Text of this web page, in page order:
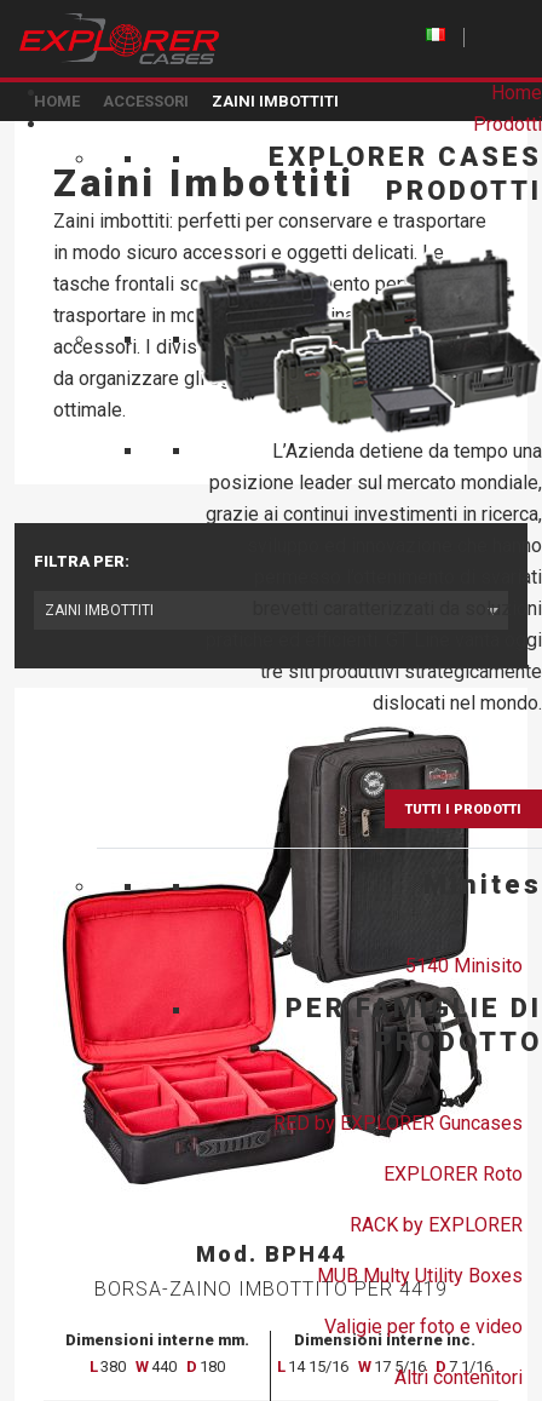
Home
Prodotti
EXPLORER CASES
PRODOTTI
L’Azienda detiene da tempo una
posizione leader sul mercato mondiale,
grazie ai continui investimenti in ricerca,
sviluppo ed innovazione che hanno
permesso l’ottenimento di svariati
brevetti caratterizzati da soluzioni
pratiche ed efficienti. GT Line vanta oggi
tre siti produttivi strategicamente
dislocati nel mondo.
TUTTI I PRODOTTI
Minites
5140 Minisito
PER FAMIGLIE DI
PRODOTTO
RED by EXPLORER Guncases
EXPLORER Roto
RACK by EXPLORER
MUB Multy Utility Boxes
Valigie per foto e video
Altri contenitori
HOME ACCESSORI ZAINI IMBOTTITI
Zaini Imbottiti
Zaini imbottiti: perfetti per conservare e trasportare
in modo sicuro accessori e oggetti delicati. Le
tasche frontali sono un alloggiamento perfetto per
trasportare in modo stabile e ordinato tablet e
accessori. I divisori interni sono regolabili, in modo
da organizzare gli oggetti contenuti in modo
ottimale.
FILTRA PER:
Mod. BPH44
BORSA-ZAINO IMBOTTITO PER 4419
Dimensioni interne mm.
L380 W440 D 180
Dimensioni interne inc.
L 14 15/16 W 17 5/16 D 7 1/16